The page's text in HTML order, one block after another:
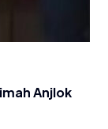
Anjlok